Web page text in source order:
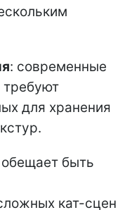
: современные
для хранения
обещает быть
кат-сцен